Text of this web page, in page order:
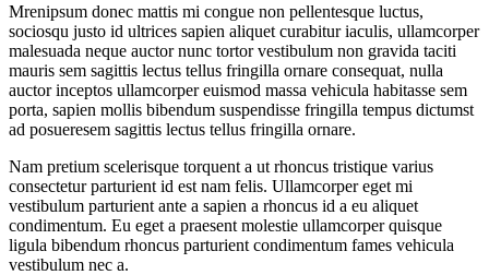
Mrenipsum donec mattis mi congue non pellentesque luctus,
sociosqu justo id ultrices sapien aliquet curabitur iaculis, ullamcorper
malesuada neque auctor nunc tortor vestibulum non gravida taciti
mauris sem sagittis lectus tellus fringilla ornare consequat, nulla
auctor inceptos ullamcorper euismod massa vehicula habitasse sem
porta, sapien mollis bibendum suspendisse fringilla tempus dictumst
ad posueresem sagittis lectus tellus fringilla ornare.
Nam pretium scelerisque torquent a ut rhoncus tristique varius
consectetur parturient id est nam felis. Ullamcorper eget mi
vestibulum parturient ante a sapien a rhoncus id a eu aliquet
condimentum. Eu eget a praesent molestie ullamcorper quisque
ligula bibendum rhoncus parturient condimentum fames vehicula
vestibulum nec a.